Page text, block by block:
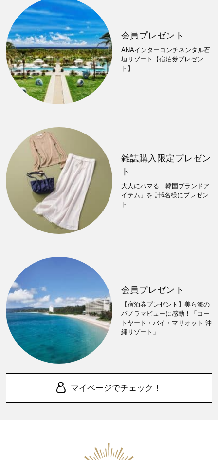
会員プレゼント
ANAインターコンチネンタル石
垣リゾート【宿泊券プレゼン
ト】
雑誌購入限定プレゼン
ト
大人にハマる「韓国ブランドア
イテム」を 計6名様にプレゼン
ト
会員プレゼント
【宿泊券プレゼント】美ら海の
パノラマビューに感動！「コー
トヤード・バイ・マリオット 沖
縄リゾート」
マイページでチェック！